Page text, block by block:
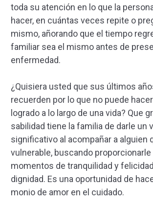
toda su atención en lo que la
hacer, en cuántas veces repite o
mismo, añorando que el tiempo
familiar sea el mismo antes de
enfermedad.
¿Quisiera usted que sus últi­mos
recuerden por lo que no puede
logrado a lo largo de una vida? Que
sabilidad tiene la familia de darle un
significativo al acompañar a alguien
vulnerable, buscando
momen­tos de tranquilidad y
dignidad. Es una oportunidad de
monio de amor en el cuidado.